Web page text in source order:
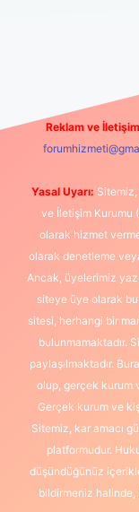
Reklam ve
Yasal Uyarı:
ve İletişim Kurumu
olarak hizmet
olarak denetleme
Ancak, üyelerimiz
siteye üye olarak
sitesi, herhangi bir
bulunmamaktadır.
paylaşılmaktadır.
olup, gerçek kurum
Gerçek kurum ve
Sitemiz, kar amacı
platformudur.
düşündüğünüz
bildirmeniz